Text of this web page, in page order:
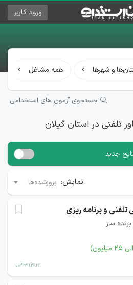
ورود کاربر
و شهرها همه مشاغل
جستجوی آزمون های استخدامی
تلفنی در استان گیلان
جدید
نمایش: بروزشده‌ها
و برنامه ریزی
ساز
بروزرسانی